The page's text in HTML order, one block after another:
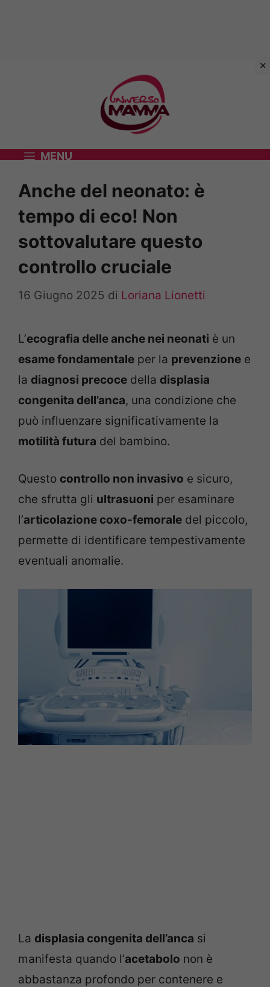
MENU
Anche del neonato: è
tempo di eco! Non
sottovalutare questo
controllo cruciale
16 Giugno 2025 di Loriana Lionetti
L’ecografia delle anche nei neonati è un
esame fondamentale per la prevenzione e
la diagnosi precoce della displasia
congenita dell’anca, una condizione che
può influenzare significativamente la
motilità futura del bambino.
Questo controllo non invasivo e sicuro,
che sfrutta gli ultrasuoni per esaminare
l’articolazione coxo-femorale del piccolo,
permette di identificare tempestivamente
eventuali anomalie.
La displasia congenita dell’anca si
manifesta quando l’acetabolo non è
abbastanza profondo per contenere e